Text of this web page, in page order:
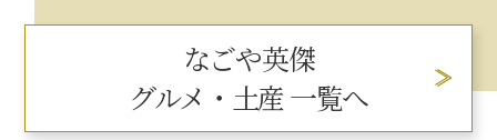
なごや英傑
グルメ・土産 一覧へ